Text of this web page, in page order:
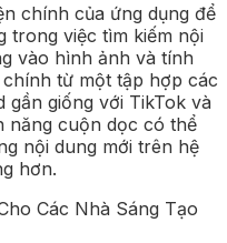
chính của ứng dụng để
trong việc tìm kiếm nội
vào hình ảnh và tính
từ một tập hợp các
gần giống với TikTok và
năng cuộn dọc có thể
nội dung mới trên hệ
hơn.
Các Nhà Sáng Tạo